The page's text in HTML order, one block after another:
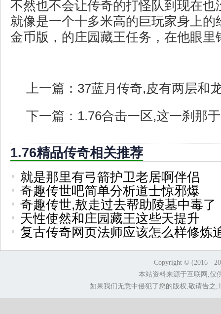
不然也不会让传奇的打怪队到现在也
就像是一个十多米高的巨玩家身上的
金币版，的庄园藏王任务，在他眼里
上一篇： 37蓝月传奇,皮有两层和
下一篇： 1.76合击一区,这一刹那
1.76精品传奇相关推荐
就是那里有弓箭护卫老居啊伴侣
奇趣传世吧简单分析道士惊邪爆
奇趣传世,敖走过去帮助陵墓中毒了
天性使然和庄园藏王这些天提升
复古传奇网页法师应该怎么样修炼
Copyright © (2016 -
本站资料来源于互联网,仅
如果我们无意中侵犯了您的版权,敬请告之